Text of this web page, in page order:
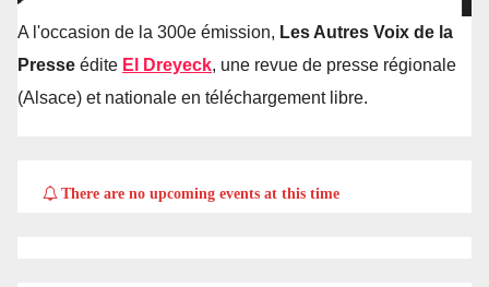
A l'occasion de la 300e émission, Les Autres Voix de la
Presse édite El Dreyeck, une revue de presse régionale
(Alsace) et nationale en téléchargement libre.
There are no upcoming events at this time